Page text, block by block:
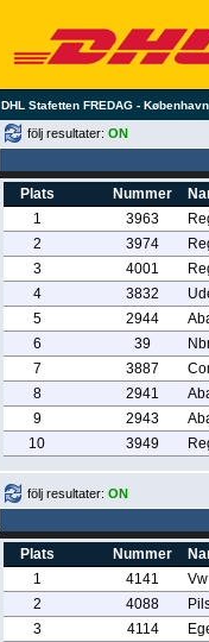
DHL Stafetten FREDAG -
följ resultater: ON
Plats Nummer
1
3963
2
3974
3
4001
4
3832
5
2944
6
39
7
3887
8
2941
9
2943
10
3949
följ resultater: ON
Plats Nummer
1
4141
2
4088
3
4114